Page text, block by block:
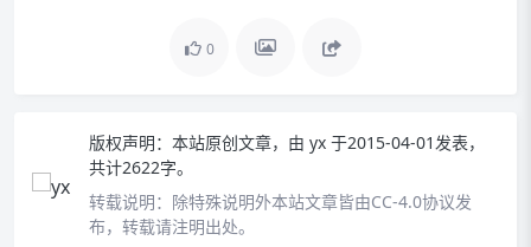
0
版权声明： 本站原创文章，由 yx 于2015-04-01发表，
共计2622字。
转载说明： 除特殊说明外本站文章皆由CC-4.0协议发
布，转载请注明出处。